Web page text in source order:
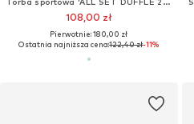
Torba sportowa 'ALL SET DUFFLE 25L'
108,00 zł
Pierwotnie: 180,00 zł
Ostatnia najniższa cena:122,40 zł-11%